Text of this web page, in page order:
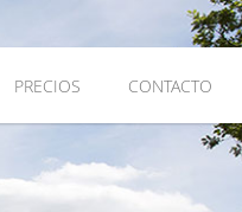
PRECIOS CONTACTO